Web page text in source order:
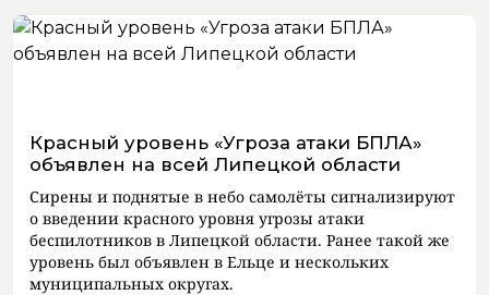
Красный уровень «Угроза атаки БПЛА»
объявлен на всей Липецкой области
Сирены и поднятые в небо самолёты сигнализируют
о введении красного уровня угрозы атаки
беспилотников в Липецкой области. Ранее такой же
уровень был объявлен в Ельце и нескольких
муниципальных округах.